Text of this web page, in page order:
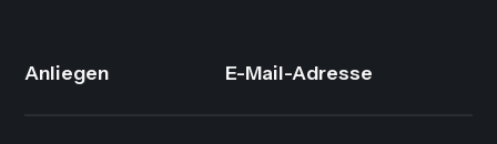
Anliegen E-Mail-Adresse